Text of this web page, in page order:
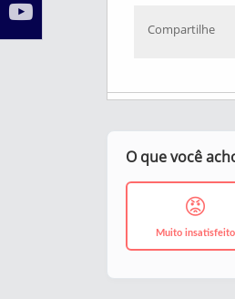
Compartilhe
O que você
😡
Muito insatisfeito